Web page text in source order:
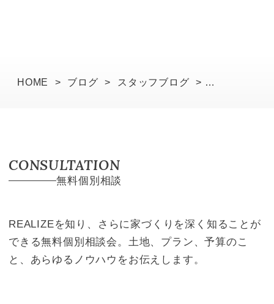
HOME > ブログ > スタッフブログ
>
CONSULTATION
無料個別相談
REALIZEを知り、さらに家づくりを深く知ることが
できる無料個別相談会。土地、プラン、予算のこ
と、あらゆるノウハウをお伝えします。